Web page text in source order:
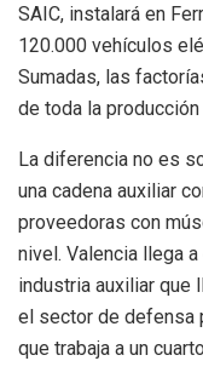
SAIC, instalará en
120.000 vehículos
Sumadas, las
de toda la
La diferencia no es
una cadena auxiliar
proveedoras con
nivel. Valencia llega
industria auxiliar que
el sector de defensa
que trabaja a un